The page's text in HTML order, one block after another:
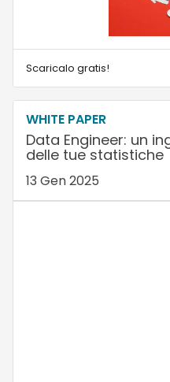
Scaricalo gratis!
WHITE PAPER
Data Engineer: un
delle tue statistiche
13 Gen 2025